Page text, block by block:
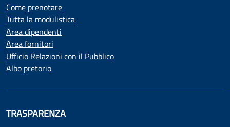
Come prenotare
Tutta la modulistica
Area dipendenti
Area fornitori
Ufficio Relazioni con il Pubblico
Albo pretorio
TRASPARENZA